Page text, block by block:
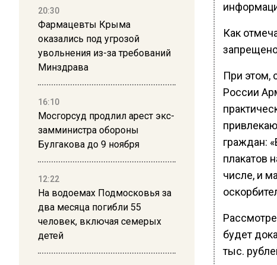
20:30
Фармацевты Крыма
оказались под угрозой
увольнения из-за требований
Минздрава
16:10
Мосгорсуд продлил арест экс-
замминистра обороны
Булгакова до 9 ноября
12:22
На водоемах Подмосковья за
два месяца погибли 55
человек, включая семерых
детей
Как
При этом,
России
граждан:
плакатов
числе, и
будет
тыс.